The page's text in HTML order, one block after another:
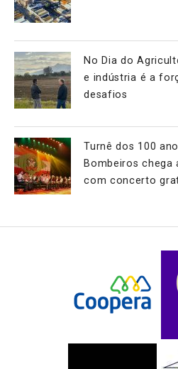
No Dia do
e indústria é a
desafios
Turnê dos 100
Bombeiros chega
com concerto